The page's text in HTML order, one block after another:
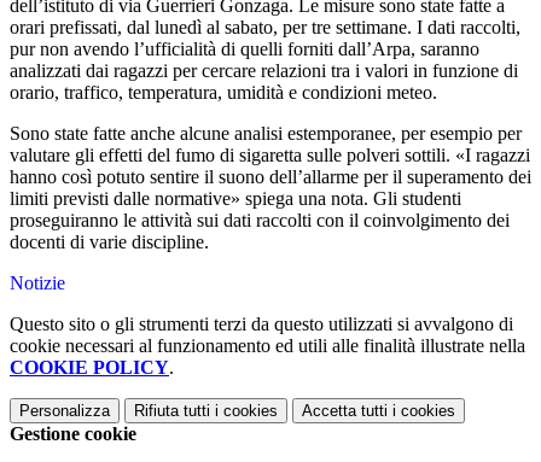
dell’istituto di via Guerrieri Gonzaga. Le misure sono state fatte a
orari prefissati, dal lunedì al sabato, per tre settimane. I dati raccolti,
pur non avendo l’ufficialità di quelli forniti dall’Arpa, saranno
analizzati dai ragazzi per cercare relazioni tra i valori in funzione di
orario, traffico, temperatura, umidità e condizioni meteo.
Sono state fatte anche alcune analisi estemporanee, per esempio per
valutare gli effetti del fumo di sigaretta sulle polveri sottili. «I ragazzi
hanno così potuto sentire il suono dell’allarme per il superamento dei
limiti previsti dalle normative» spiega una nota. Gli studenti
proseguiranno le attività sui dati raccolti con il coinvolgimento dei
docenti di varie discipline.
Notizie
Questo sito o gli strumenti terzi da questo utilizzati si avvalgono di
cookie necessari al funzionamento ed utili alle finalità illustrate nella
COOKIE POLICY.
Personalizza Rifiuta tutti i cookies Accetta tutti i cookies
Gestione cookie